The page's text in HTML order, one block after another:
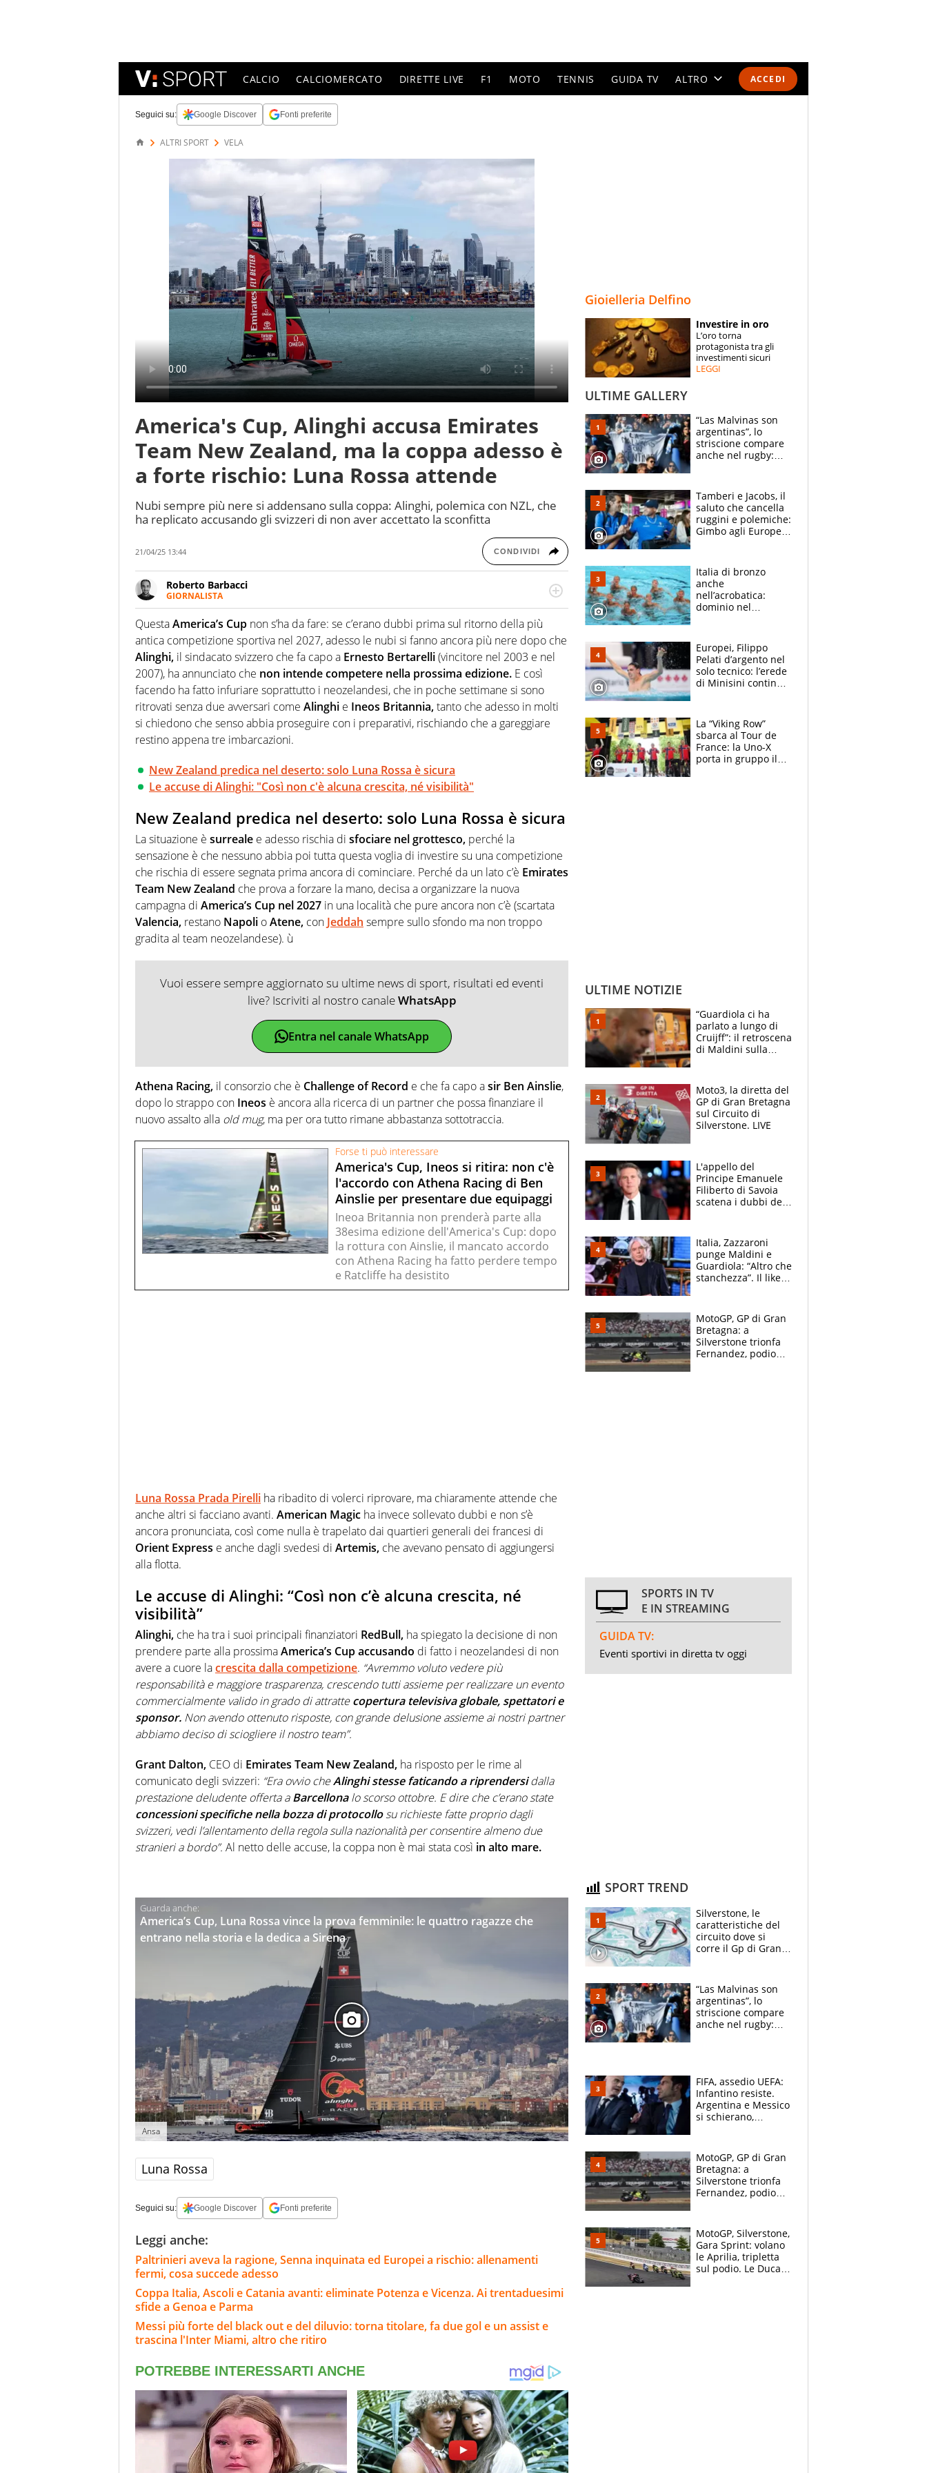
ACCEDI
CALCIO CALCIOMERCATO DIRETTE LIVE F1 MOTO TENNIS GUIDA TV ALTRO
SPECIALI
ESPERTI
Seguici su: Google Discover Fonti preferite
ALTRI SPORT VELA
America's Cup, Alinghi accusa Emirates
Team New Zealand, ma la coppa adesso è
a forte rischio: Luna Rossa attende
Nubi sempre più nere si addensano sulla coppa: Alinghi, polemica con NZL, che
ha replicato accusando gli svizzeri di non aver accettato la sconfitta
21/04/25 13:44 CONDIVIDI
Roberto Barbacci
GIORNALISTA
Giornalista (pubblicista) sportivo a tutto campo, è il tuttologo di Virgilio Sport. Provate a
chiedergli di boxe, di scherma, di volley o di curling: ve ne farà innamorare
QuestaAmerica’s Cup non s’ha da fare: se c’erano dubbi prima sul ritorno della più
antica competizione sportiva nel 2027, adesso le nubi si fanno ancora più nere dopo che
Alinghi, il sindacato svizzero che fa capo a Ernesto Bertarelli(vincitore nel 2003 e nel
2007), ha annunciato che non intende competere nella prossima edizione. E così
facendo ha fatto infuriare soprattutto i neozelandesi, che in poche settimane si sono
ritrovati senza due avversari come Alinghi e Ineos Britannia,tanto che adesso in molti
si chiedono che senso abbia proseguire con i preparativi, rischiando che a gareggiare
restino appena tre imbarcazioni.
New Zealand predica nel deserto: solo Luna Rossa è sicura
Le accuse di Alinghi: "Così non c'è alcuna crescita, né visibilità"
New Zealand predica nel deserto: solo Luna Rossa è sicura
La situazione è surreale e adesso rischia di sfociare nel grottesco, perché la
sensazione è che nessuno abbia poi tutta questa voglia di investire su una competizione
che rischia di essere segnata prima ancora di cominciare. Perché da un lato c’è Emirates
Team New Zealand che prova a forzare la mano, decisa a organizzare la nuova
campagna di America’s Cup nel 2027 in una località che pure ancora non c’è (scartata
Valencia, restano Napoli oAtene, con Jeddah sempre sullo sfondo ma non troppo
gradita al team neozelandese). ù
Vuoi essere sempre aggiornato su ultime news di sport, risultati ed eventi
live? Iscriviti al nostro canaleWhatsApp
Entra nel canale WhatsApp
Athena Racing, il consorzio che è Challenge of Record e che fa capo asir Ben Ainslie,
dopo lo strappo con Ineos è ancora alla ricerca di un partner che possa finanziare il
nuovo assalto alla old mug, ma per ora tutto rimane abbastanza sottotraccia.
Forse ti può interessare
America's Cup, Ineos si ritira: non c'è
l'accordo con Athena Racing di Ben
Ainslie per presentare due equipaggi
Ineoa Britannia non prenderà parte alla
38esima edizione dell'America's Cup: dopo
la rottura con Ainslie, il mancato accordo
con Athena Racing ha fatto perdere tempo
e Ratcliffe ha desistito
Luna Rossa Prada Pirelli ha ribadito di volerci riprovare, ma chiaramente attende che
anche altri si facciano avanti. American Magic ha invece sollevato dubbi e non s’è
ancora pronunciata, così come nulla è trapelato dai quartieri generali dei francesi di
Orient Express e anche dagli svedesi di Artemis, che avevano pensato di aggiungersi
alla flotta.
Le accuse di Alinghi: “Così non c’è alcuna crescita, né
visibilità”
Alinghi, che ha tra i suoi principali finanziatori RedBull, ha spiegato la decisione di non
prendere parte alla prossimaAmerica’s Cup accusando di fatto i neozelandesi di non
avere a cuore lacrescita dalla competizione. “Avremmo voluto vedere più
responsabilità e maggiore trasparenza, crescendo tutti assieme per realizzare un evento
commercialmente valido in grado di attrattecopertura televisiva globale, spettatori e
sponsor. Non avendo ottenuto risposte, con grande delusione assieme ai nostri partner
abbiamo deciso di sciogliere il nostro team”.
Grant Dalton, CEO di Emirates Team New Zealand, ha risposto per le rime al
comunicato degli svizzeri: “Era ovvio cheAlinghi stesse faticando a riprendersidalla
prestazione deludente offerta aBarcellonalo scorso ottobre. E dire che c’erano state
concessioni specifiche nella bozza di protocollosu richieste fatte proprio dagli
svizzeri, vedi l’allentamento della regola sulla nazionalità per consentire almeno due
stranieri a bordo”. Al netto delle accuse, la coppa non è mai stata così in alto mare.
America’s Cup, Luna Rossa vince la prova femminile: le quattro ragazze che
entrano nella storia e la dedica a Sirena
Ansa
Luna Rossa
Seguici su: Google Discover Fonti preferite
Leggi anche:
Paltrinieri aveva la ragione, Senna inquinata ed Europei a rischio: allenamenti
fermi, cosa succede adesso
Coppa Italia, Ascoli e Catania avanti: eliminate Potenza e Vicenza. Ai trentaduesimi
sfide a Genoa e Parma
Messi più forte del black out e del diluvio: torna titolare, fa due gol e un assist e
trascina l'Inter Miami, altro che ritiro
Gioielleria Delfino
Investire in oro
L’oro torna
protagonista tra gli
investimenti sicuri
LEGGI
ULTIME GALLERY
“Las Malvinas son
argentinas”, lo
striscione compare
anche nel rugby:
un caso
Tamberi e Jacobs, il
saluto che cancella
ruggini e polemiche:
Gimbo agli Europei
Italia di bronzo
anche
nell’acrobatica:
dominio nel
e compagni
continuare
Europei, Filippo
Pelati d’argento nel
solo tecnico: l’erede
di Minisini continua
mirino
La “Viking Row”
sbarca al Tour de
France: la Uno-X
porta in gruppo il
ULTIME NOTIZIE
“Guardiola ci ha
parlato a lungo di
Cruijff”: il retroscena
di Maldini sulla
Moto3, la diretta del
GP di Gran Bretagna
sul Circuito di
Silverstone. LIVE
L'appello del
Principe Emanuele
Filiberto di Savoia
scatena i dubbi dei
Italia, Zazzaroni
punge Maldini e
Guardiola: “Altro che
stanchezza”. Il like
MotoGP, GP di Gran
Bretagna: a
Silverstone trionfa
Fernandez, podio
SPORTS IN TV
E IN STREAMING
GUIDA TV:
Eventi sportivi in diretta tv oggi
SPORT TREND
Silverstone, le
caratteristiche del
circuito dove si
corre il Gp di Gran
“Las Malvinas son
argentinas”, lo
striscione compare
anche nel rugby:
FIFA, assedio UEFA:
Infantino resiste.
Argentina e Messico
si schierano,
MotoGP, GP di Gran
Bretagna: a
Silverstone trionfa
Fernandez, podio
ed eroico
MotoGP, Silverstone,
Gara Sprint: volano
le Aprilia, tripletta
sul podio. Le Ducati